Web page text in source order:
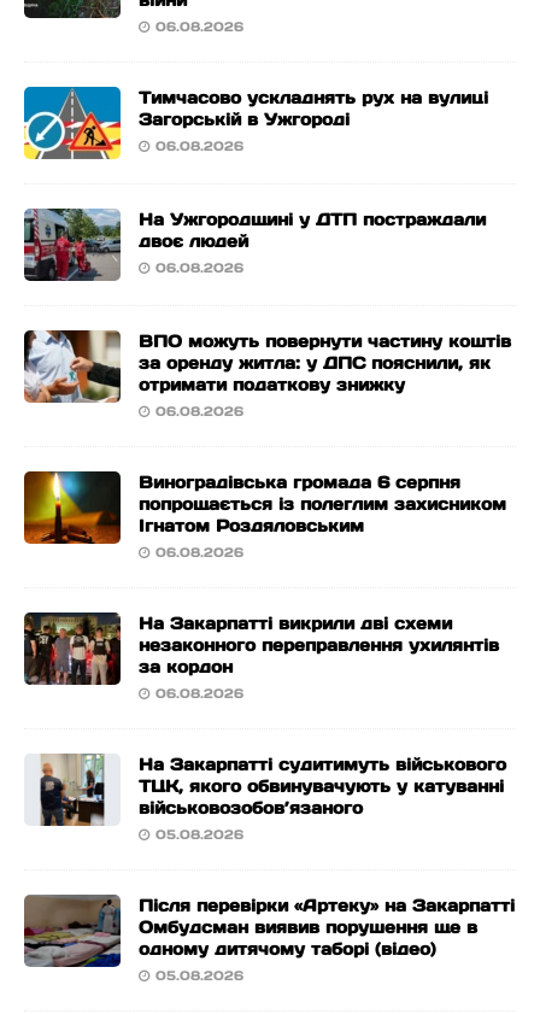
06.08.2026
Тимчасово ускладнять рух на вулиці
Загорській в Ужгороді
06.08.2026
На Ужгородщині у ДТП постраждали
двоє людей
06.08.2026
ВПО можуть повернути частину коштів
за оренду житла: у ДПС пояснили, як
отримати податкову знижку
06.08.2026
Виноградівська громада 6 серпня
попрощається із полеглим захисником
Ігнатом Роздяловським
06.08.2026
На Закарпатті викрили дві схеми
незаконного переправлення ухилянтів
за кордон
06.08.2026
На Закарпатті судитимуть військового
ТЦК, якого обвинувачують у катуванні
військовозобов’язаного
05.08.2026
Після перевірки «Артеку» на Закарпатті
Омбудсман виявив порушення ще в
одному дитячому таборі (відео)
05.08.2026